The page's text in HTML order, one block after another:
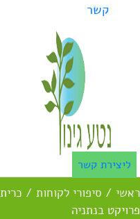
קשר
ליצירת קשר
ראשי / סיפורי לקוחות /
פרויקט בנתניה